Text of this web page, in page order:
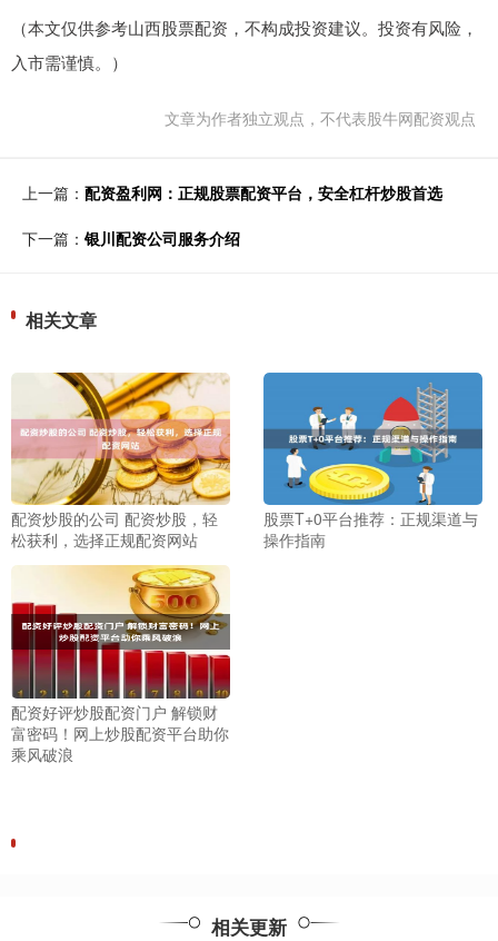
（本文仅供参考山西股票配资，不构成投资建议。投资有风险，
入市需谨慎。）
文章为作者独立观点，不代表股牛网配资观点
上一篇： 配资盈利网：正规股票配资平台，安全杠杆炒股首选
下一篇： 银川配资公司服务介绍
相关文章
配资炒股的公司 配资炒股，轻
松获利，选择正规配资网站
股票T+0平台推荐：正规渠道与
操作指南
配资好评炒股配资门户 解锁财
富密码！网上炒股配资平台助你
乘风破浪
相关更新